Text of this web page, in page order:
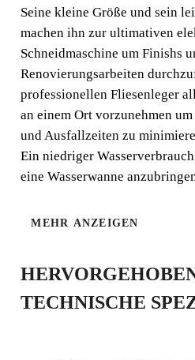
LEICHTE
HOHER
Die ND-200 elektrische
transportabel, vielseitig und
Größe und sein leichtes
zur ultimativen elektrischen
VERWENDE
GELEGENTL
ICH
LEICHT
Seine kleine Größe und sein
machen ihn zur ultimativen
Schneidmaschine um Finishs
Renovierungsarbeiten
professionellen Fliesenleger
an einem Ort vorzunehmen
und Ausfallzeiten zu
Ein niedriger
eine Wasserwanne
MEHR ANZEIGEN
TECHNISCHE